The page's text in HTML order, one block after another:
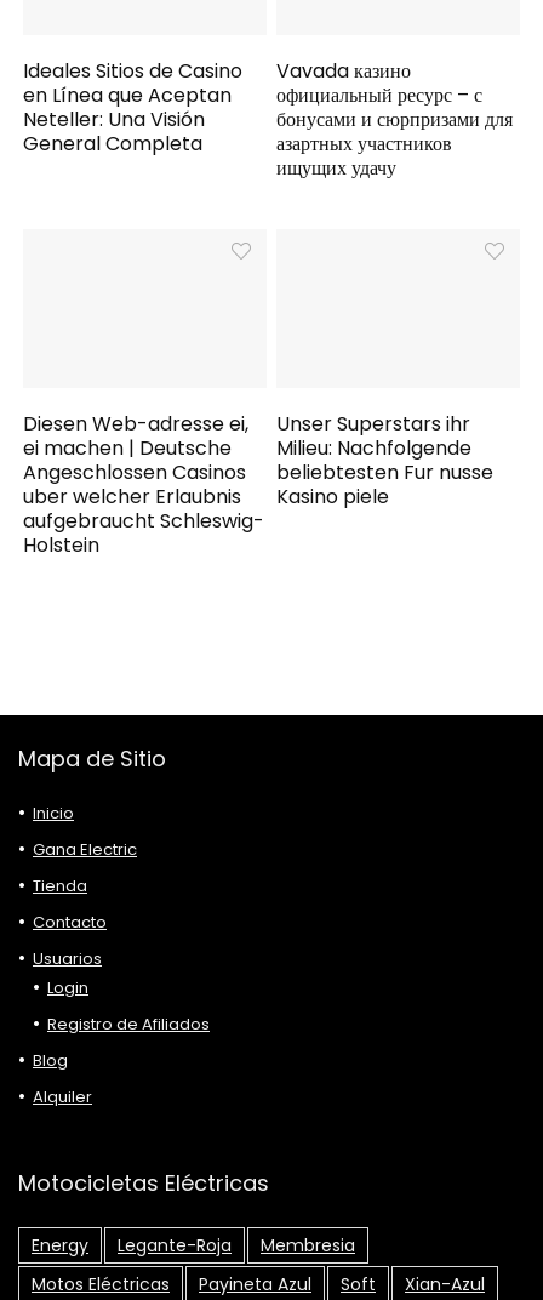
Ideales Sitios de Casino
en Línea que Aceptan
Neteller: Una Visión
General Completa
Vavada казино
официальный ресурс – с
бонусами и сюрпризами для
азартных участников
ищущих удачу
Diesen Web-adresse ei,
ei machen | Deutsche
Angeschlossen Casinos
uber welcher Erlaubnis
aufgebraucht Schleswig-
Holstein
Unser Superstars ihr
Milieu: Nachfolgende
beliebtesten Fur nusse
Kasino piele
Mapa de Sitio
Inicio
Gana Electric
Tienda
Contacto
Usuarios
Login
Registro de Afiliados
Blog
Alquiler
Motocicletas Eléctricas
Energy Legante-Roja
Membresia
Motos Eléctricas
Payineta Azul Soft Xian-Azul